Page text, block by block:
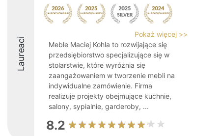
Laureaci
Pokaż więcej >>
Meble Maciej Kohla to rozwijające się
przedsiębiorstwo specjalizujące się w
stolarstwie, które wyróżnia się
zaangażowaniem w tworzenie mebli na
indywidualne zamówienie. Firma
realizuje projekty obejmujące kuchnie,
salony, sypialnie, garderoby, ...
8.2